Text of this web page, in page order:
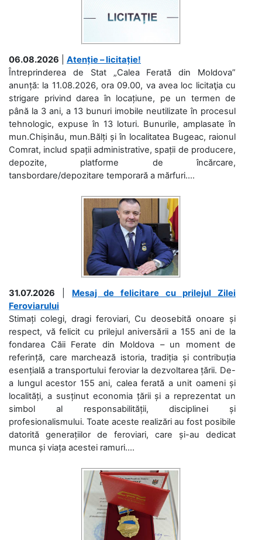
06.08.2026
Atenție – licitație!
Întreprinderea de Stat „Calea Ferată din Moldova”
anunță: la 11.08.2026, ora 09.00, va avea loc licitaţia cu
strigare privind darea în locațiune, pe un termen de
până la 3 ani, a 13 bunuri imobile neutilizate în procesul
tehnologic, expuse în 13 loturi. Bunurile, amplasate în
mun.Chișinău, mun.Bălți și în localitatea Bugeac, raionul
Comrat, includ spații administrative, spații de producere,
depozite, platforme de încărcare,
tansbordare/depozitare temporară a mărfuri....
31.07.2026
Mesaj de felicitare cu prilejul Zilei
Feroviarului
Stimați colegi, dragi feroviari, Cu deosebită onoare și
respect, vă felicit cu prilejul aniversării a 155 ani de la
fondarea Căii Ferate din Moldova – un moment de
referință, care marchează istoria, tradiția și contribuția
esențială a transportului feroviar la dezvoltarea țării. De-
a lungul acestor 155 ani, calea ferată a unit oameni și
localități, a susținut economia țării și a reprezentat un
simbol al responsabilității, disciplinei și
profesionalismului. Toate aceste realizări au fost posibile
datorită generațiilor de feroviari, care și-au dedicat
munca și viața acestei ramuri....